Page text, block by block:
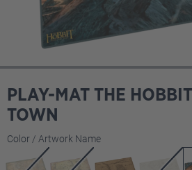
PLAY-MAT THE
TOWN
Seleziona
Color / Artwork Name